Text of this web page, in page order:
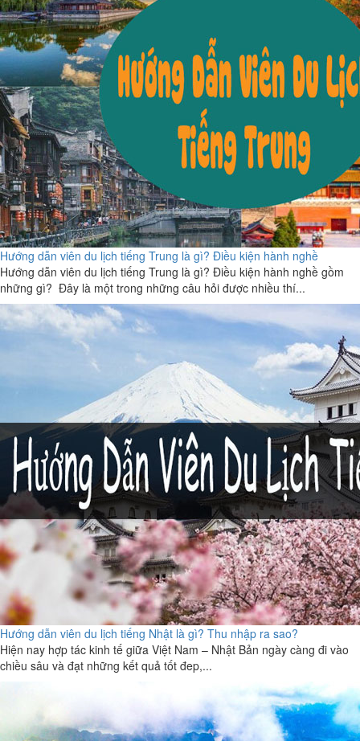
Hướng dẫn viên du lịch tiếng Trung là gì? Điều kiện hành nghề
Hướng dẫn viên du lịch tiếng Trung là gì? Điều kiện hành nghề gồm
những gì? Đây là một trong những câu hỏi được nhiều thí...
Hướng dẫn viên du lịch tiếng Nhật là gì? Thu nhập ra sao?
Hiện nay hợp tác kinh tế giữa Việt Nam – Nhật Bản ngày càng đi vào
chiều sâu và đạt những kết quả tốt đep,...